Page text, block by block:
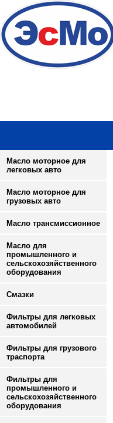
Масло моторное для
легковых авто
Масло моторное для
грузовых авто
Масло трансмиссионное
Масло для
промышленного и
сельскохозяйственного
оборудования
Смазки
Фильтры для легковых
автомобилей
Фильтры для грузового
траспорта
Фильтры для
промышленного и
сельскохозяйственного
оборудования